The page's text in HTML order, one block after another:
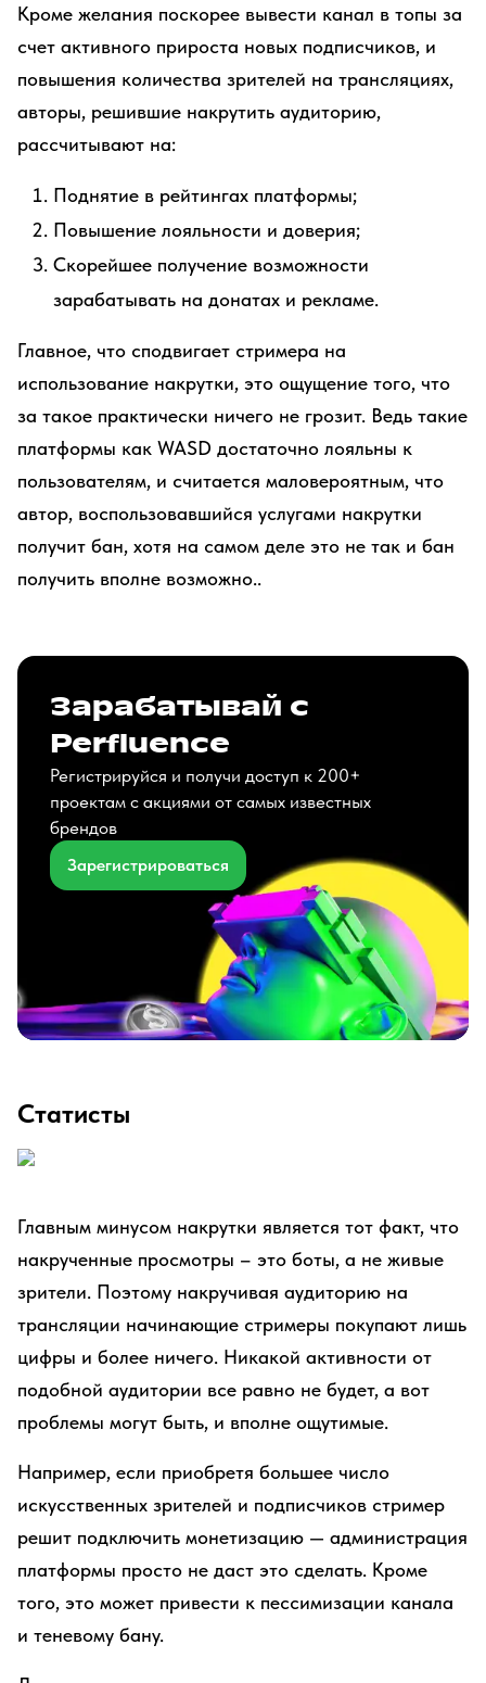
Кроме желания поскорее вывести канал в топы за
счет активного прироста новых подписчиков, и
повышения количества зрителей на трансляциях,
авторы, решившие накрутить аудиторию,
рассчитывают на:
Поднятие в рейтингах платформы;
Повышение лояльности и доверия;
Скорейшее получение возможности
зарабатывать на донатах и рекламе.
Главное, что сподвигает стримера на
использование накрутки, это ощущение того, что
за такое практически ничего не грозит. Ведь такие
платформы как WASD достаточно лояльны к
пользователям, и считается маловероятным, что
автор, воспользовавшийся услугами накрутки
получит бан, хотя на самом деле это не так и бан
получить вполне возможно..
Зарабатывай с
Perfluence
Регистрируйся и получи доступ к 200+
проектам с акциями от самых известных
брендов
Зарегистрироваться
Статисты
Главным минусом накрутки является тот факт, что
накрученные просмотры – это боты, а не живые
зрители. Поэтому накручивая аудиторию на
трансляции начинающие стримеры покупают лишь
цифры и более ничего. Никакой активности от
подобной аудитории все равно не будет, а вот
проблемы могут быть, и вполне ощутимые.
Например, если приобретя большее число
искусственных зрителей и подписчиков стример
решит подключить монетизацию — администрация
платформы просто не даст это сделать. Кроме
того, это может привести к пессимизации канала
и теневому бану.